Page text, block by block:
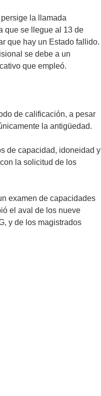
la llamada
que se llegue al 13 de
que hay un Estado fallido.
se debe a un
que empleó.
de calificación, a pesar
la antigüedad.
de capacidad, idoneidad y
la solicitud de los
examen de capacidades
el aval de los nueve
y de los magistrados